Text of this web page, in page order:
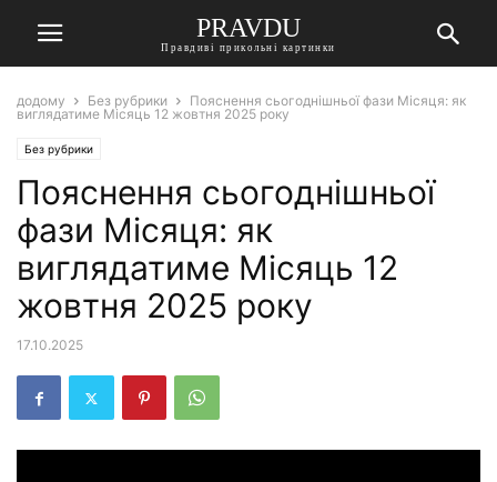
PRAVDU
Правдиві прикольні картинки
додому Без рубрики
Пояснення сьогоднішньої фази Місяця: як
виглядатиме Місяць 12 жовтня 2025 року
Без рубрики
Пояснення сьогоднішньої
фази Місяця: як
виглядатиме Місяць 12
жовтня 2025 року
17.10.2025